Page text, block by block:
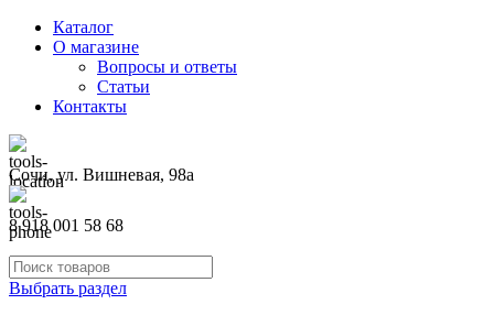
Каталог
О магазине
Вопросы и ответы
Статьи
Контакты
Сочи, ул. Вишневая, 98а
8 918 001 58 68
Выбрать раздел